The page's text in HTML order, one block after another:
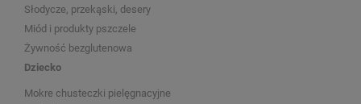
Słodycze, przekąski, desery
Miód i produkty pszczele
Żywność bezglutenowa
Dziecko
Mokre chusteczki pielęgnacyjne